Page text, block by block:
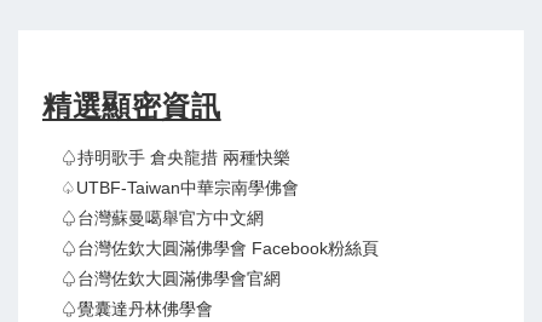
精選顯密資訊
♤持明歌手 倉央龍措 兩種快樂
♤UTBF-Taiwan中華宗南學佛會
♤台灣蘇曼噶舉官方中文網
♤台灣佐欽大圓滿佛學會 Facebook粉絲頁
♤台灣佐欽大圓滿佛學會官網
♤覺囊達丹林佛學會